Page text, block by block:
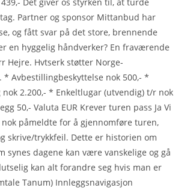
Partner og sponsor Mittanbud har
og fått svar på det store, brennende
en hyggelig håndverker? En fraværende
Hejre. Hvtserk støtter Norge-
* Avbestillingbeskyttelse nok 500,- *
2.200,- * Enkeltlugar (utvendig) t/r nok
50,- Valuta EUR Krever turen pass Ja Vi
påmeldte for å gjennomføre turen,
skrive/trykkfeil. Dette er historien om
synes dagene kan være vanskelige og gå
kan alt forandre seg hvis man er
Tanum) Innleggsnavigasjon